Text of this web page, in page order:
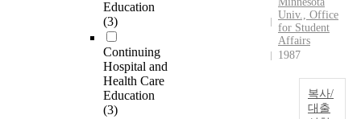
Education
(3)
Continuing
Hospital and
Health Care
Education
(3)
Univ., Office
for Student
Affairs
1987
복사/
대출